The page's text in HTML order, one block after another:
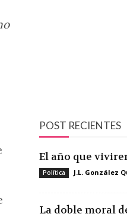
POST RECIENTES
El año que
Política J.L. González
La doble moral